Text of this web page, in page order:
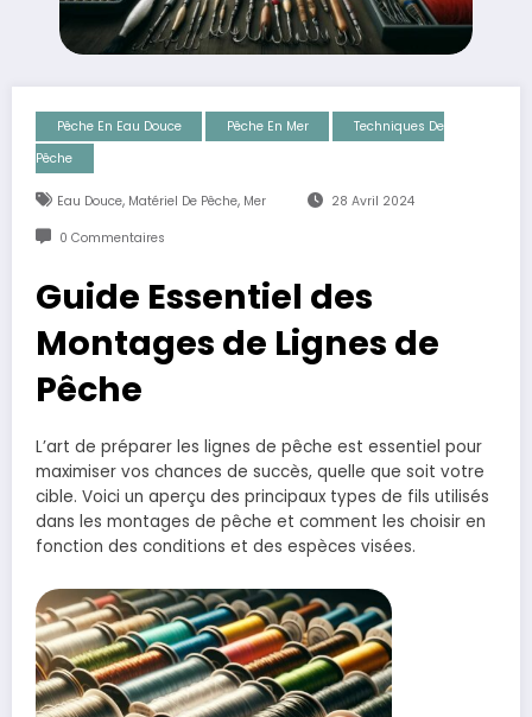
Pêche En Eau Douce Pêche En Mer
Techniques De
Pêche
Eau Douce, Matériel De Pêche, Mer 28 Avril 2024
0 Commentaires
Guide Essentiel des
Montages de Lignes de
Pêche
L’art de préparer les lignes de pêche est essentiel pour
maximiser vos chances de succès, quelle que soit votre
cible. Voici un aperçu des principaux types de fils utilisés
dans les montages de pêche et comment les choisir en
fonction des conditions et des espèces visées.